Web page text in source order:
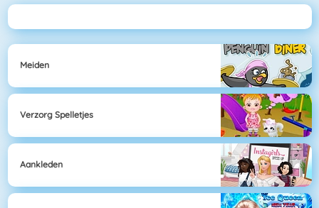
Meiden
Verzorg Spelletjes
Aankleden